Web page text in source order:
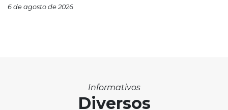
6 de agosto de 2026
Informativos
Diversos